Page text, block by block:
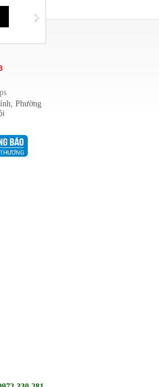
, Phường